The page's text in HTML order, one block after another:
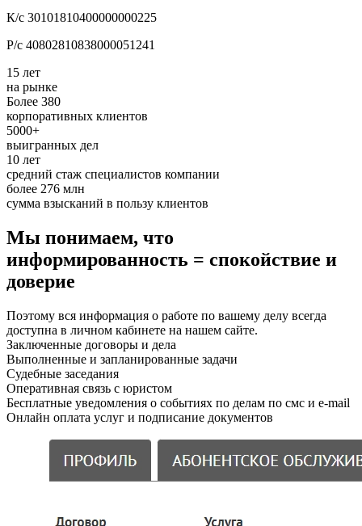
К/с 30101810400000000225
Р/с 40802810838000051241
15 лет
на рынке
Более 380
корпоративных клиентов
5000+
выигранных дел
10 лет
средний стаж специалистов компании
более 276 млн
сумма взысканий в пользу клиентов
Мы понимаем, что
информированность = спокойствие и
доверие
Поэтому вся информация о работе по вашему делу всегда
доступна в личном кабинете на нашем сайте.
Заключенные договоры и дела
Выполненные и запланированные задачи
Судебные заседания
Оперативная связь с юристом
Бесплатные уведомления о событиях по делам по смс и e-mail
Онлайн оплата услуг и подписание документов